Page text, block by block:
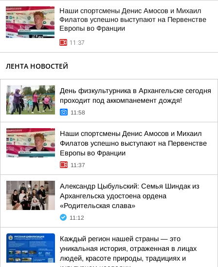
Наши спортсмены Денис Амосов и Михаил
Филатов успешно выступают на Первенстве
Европы во Франции
11:37
ЛЕНТА НОВОСТЕЙ
День физкультурника в Архангельске сегодня
проходит под аккомпанемент дождя!
11:58
Наши спортсмены Денис Амосов и Михаил
Филатов успешно выступают на Первенстве
Европы во Франции
11:37
Александр Цыбульский: Семья Шиндак из
Архангельска удостоена ордена
«Родительская слава»
11:12
Каждый регион нашей страны — это
уникальная история, отраженная в лицах
людей, красоте природы, традициях и